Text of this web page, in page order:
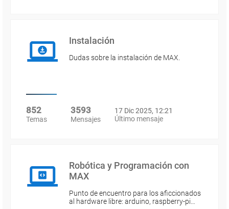
Instalación
Dudas sobre la instalación de MAX.
852
Temas
3593
Mensajes
17 Dic 2025, 12:21
Último mensaje
Robótica y Programación con
MAX
Punto de encuentro para los aficcionados
al hardware libre: arduino, raspberry-pi…